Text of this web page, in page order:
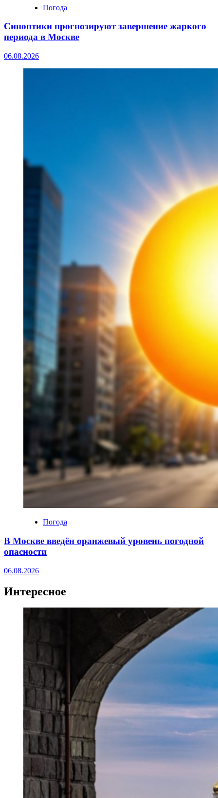
Погода
Синоптики прогнозируют завершение жаркого
периода в Москве
06.08.2026
Погода
В Москве введён оранжевый уровень погодной
опасности
06.08.2026
Интересное